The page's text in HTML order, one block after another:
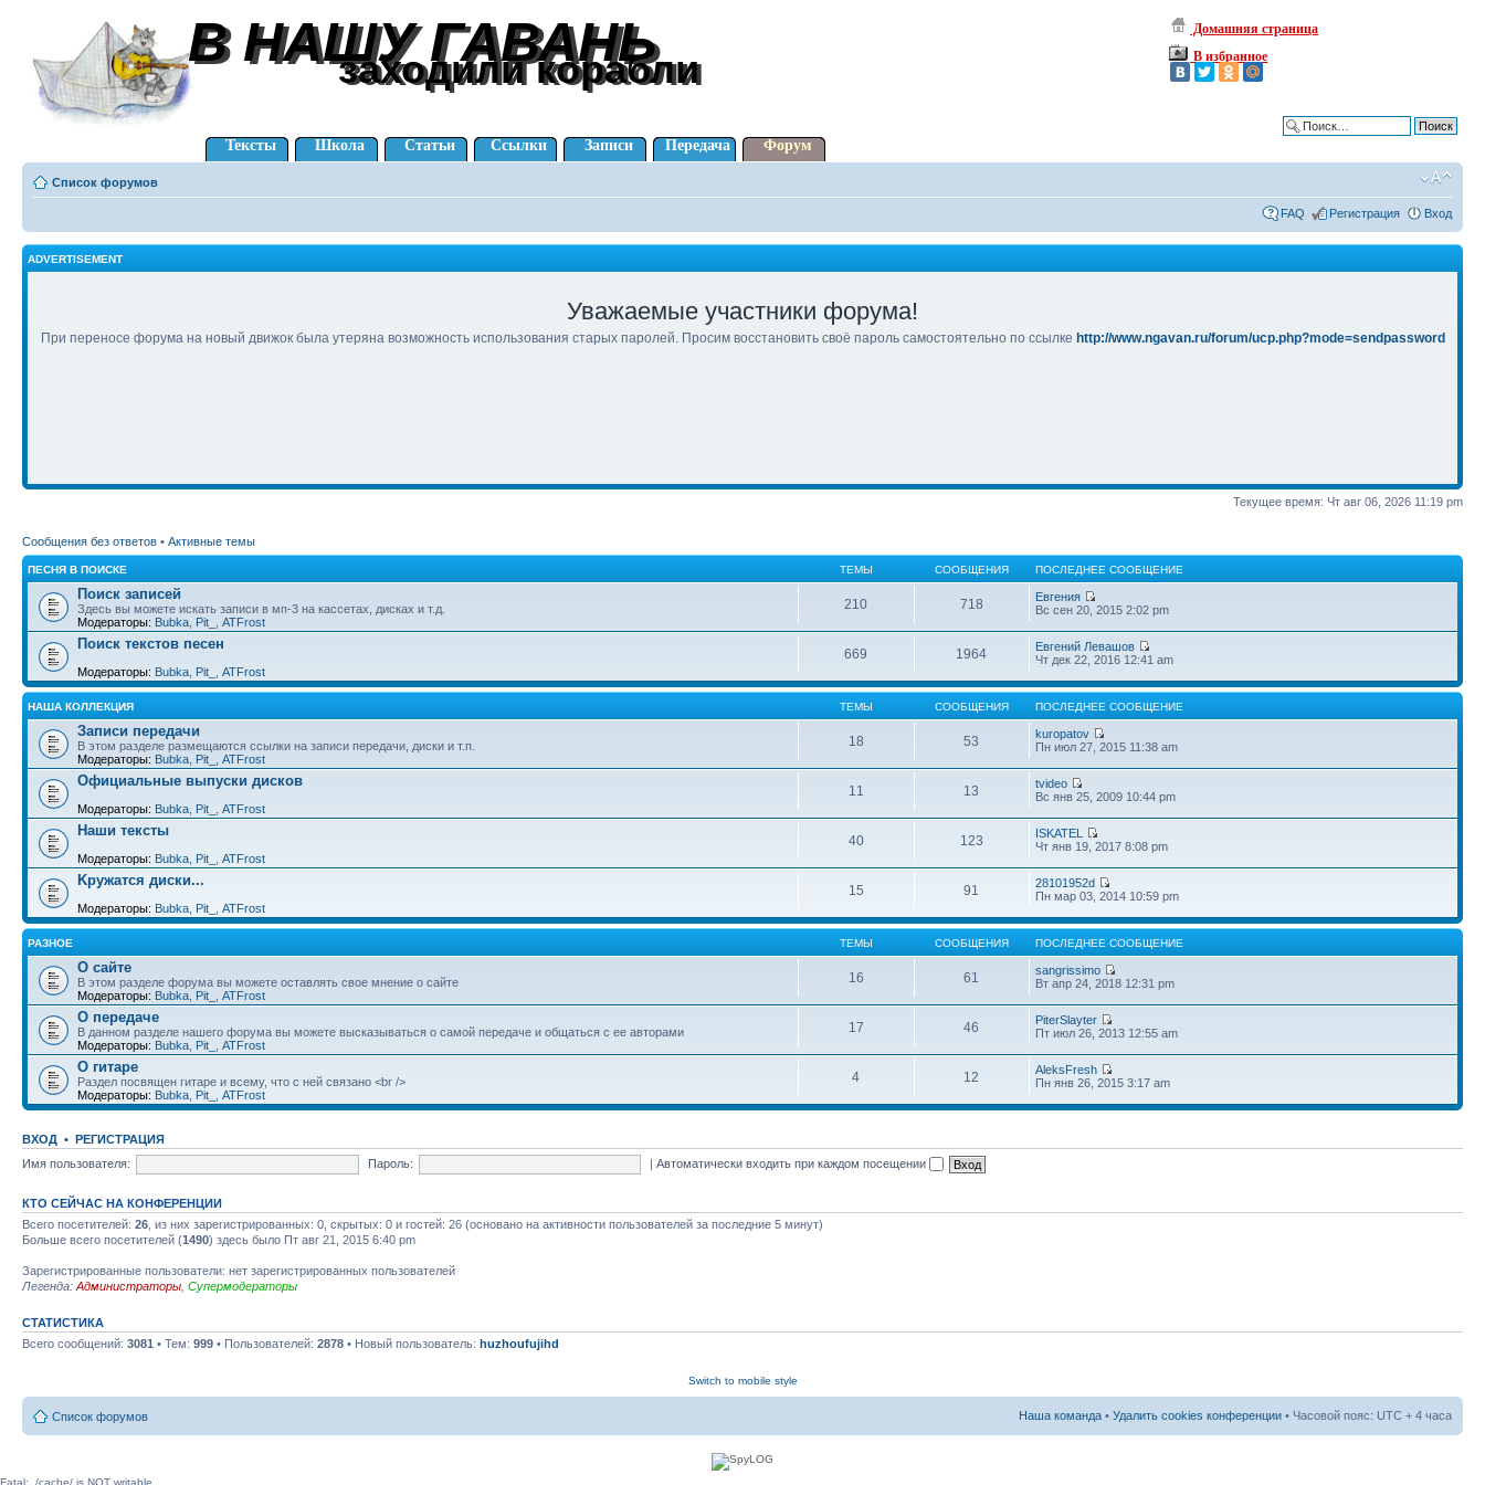
В НАШУ ГАВАНЬ
В НАШУ ГАВАНЬ
заходили корабли
заходили корабли
Домашняя страница
В избранное
Тексты Школа Статьи Ссылки Записи Передача Форум
Список форумов
FAQ Регистрация Вход
ADVERTISEMENT
Уважаемые участники форума!
При переносе форума на новый движок была утеряна возможность использования старых паролей. Просим восстановить своё пароль самостоятельно по ссылке http://www.ngavan.ru/forum/ucp.php?mode=sendpassword
Текущее время: Чт авг 06, 2026 11:19 pm
Сообщения без ответов • Активные темы
ПЕСНЯ В ПОИСКЕ ТЕМЫ СООБЩЕНИЯ ПОСЛЕДНЕЕ СООБЩЕНИЕ
Поиск записей
Здесь вы можете искать записи в мп-3 на кассетах, дисках и т.д.
Модераторы: Bubka Pit_ ATFrost
210 718
Евгения
Вс сен 20, 2015 2:02 pm
Поиск текстов песен
Модераторы: Bubka Pit_ ATFrost
669 1964
Евгений Левашов
Чт дек 22, 2016 12:41 am
НАША КОЛЛЕКЦИЯ ТЕМЫ СООБЩЕНИЯ ПОСЛЕДНЕЕ СООБЩЕНИЕ
Записи передачи
В этом разделе размещаются ссылки на записи передачи, диски и т.п.
Модераторы: Bubka Pit_ ATFrost
18 53
kuropatov
Пн июл 27, 2015 11:38 am
Официальные выпуски дисков
Модераторы: Bubka Pit_ ATFrost
11 13
tvideo
Вс янв 25, 2009 10:44 pm
Наши тексты
Модераторы: Bubka Pit_ ATFrost
40 123
ISKATEL
Чт янв 19, 2017 8:08 pm
Kружатся диски...
Модераторы: Bubka Pit_ ATFrost
15 91
28101952d
Пн мар 03, 2014 10:59 pm
РАЗНОЕ ТЕМЫ СООБЩЕНИЯ ПОСЛЕДНЕЕ СООБЩЕНИЕ
О сайте
В этом разделе форума вы можете оставлять свое мнение о сайте
Модераторы: Bubka Pit_ ATFrost
16 61
sangrissimo
Вт апр 24, 2018 12:31 pm
О передаче
В данном разделе нашего форума вы можете высказываться о самой передаче и общаться с ее авторами
Модераторы: Bubka Pit_ ATFrost
17 46
PiterSlayter
Пт июл 26, 2013 12:55 am
О гитаре
Раздел посвящен гитаре и всему, что с ней связано <br />
Модераторы: Bubka Pit_ ATFrost
4 12
AleksFresh
Пн янв 26, 2015 3:17 am
ВХОД • РЕГИСТРАЦИЯ
Имя пользователя:
Пароль: |Автоматически входить при каждом посещении
КТО СЕЙЧАС НА КОНФЕРЕНЦИИ
Всего посетителей: 26 , из них зарегистрированных: 0, скрытых: 0 и гостей: 26 (основано на активности пользователей за последние 5 минут)
Больше всего посетителей (1490) здесь было Пт авг 21, 2015 6:40 pm
Зарегистрированные пользователи: нет зарегистрированных пользователей
Легенда: Администраторы Супермодераторы
СТАТИСТИКА
Всего сообщений: 3081 • Тем: 999 • Пользователей: 2878 • Новый пользователь: huzhoufujihd
Switch to mobile style
Список форумов Наша команда • Удалить cookies конференции • Часовой пояс: UTC + 4 часа
Fatal: ./cache/ is NOT writable.